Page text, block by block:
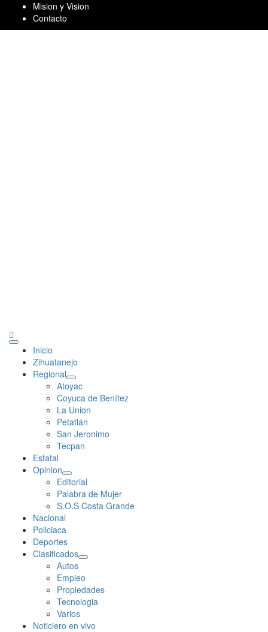
content
Mision y Vision
Contacto
Primary
Menu
Inicio
Zihuatanejo
Regional
Atoyac
Coyuca de Benítez
La Union
Petatlán
San Jeronimo
Tecpan
Estatal
Opinion
Editorial
Palabra de Mujer
S.O.S Costa Grande
Nacional
Policiaca
Deportes
Clasificados
Autos
Empleo
Propiedades
Tecnologia
Varios
Noticiero en vivo